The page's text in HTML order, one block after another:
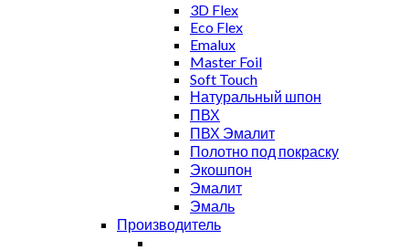
3D Flex
Eco Flex
Emalux
Master Foil
Soft Touch
Натуральный шпон
ПВХ
ПВХ Эмалит
Полотно под покраску
Экошпон
Эмалит
Эмаль
Производитель